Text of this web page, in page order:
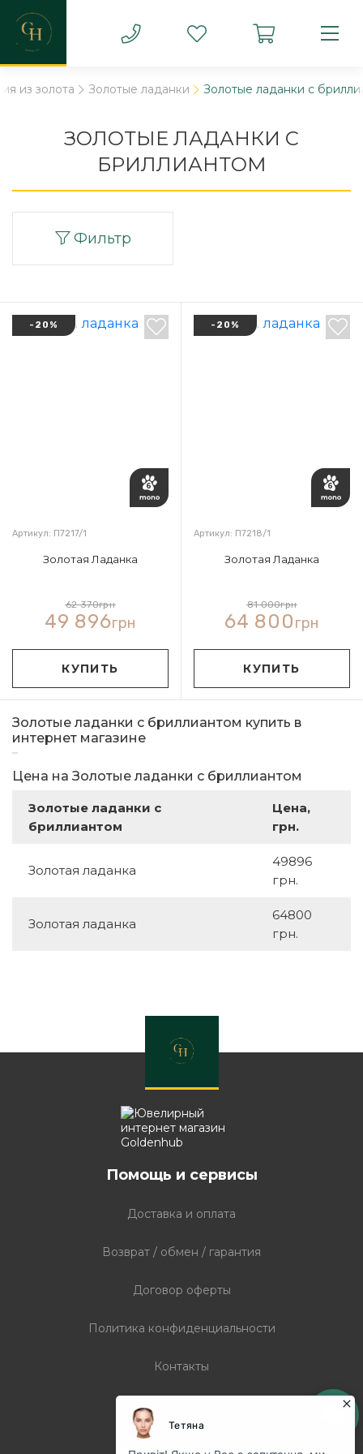
из золота Золотые ладанки Золотые ладанки с
ЗОЛОТЫЕ ЛАДАНКИ С
БРИЛЛИАНТОМ
Золотые ладанки с бриллиантом купить в
интернет магазине
Цена на Золотые ладанки с бриллиантом
Золотые ладанки с
бриллиантом
Цена,
грн.
Золотая ладанка
49896
грн.
Золотая ладанка
64800
грн.
Фильтр
-20%
Артикул: П7217/1
Золотая Ладанка
62 370грн
49 896грн
КУПИТЬ
-20%
Артикул: П7218/1
Золотая Ладанка
81 000грн
64 800грн
КУПИТЬ
Помощь и сервисы
Доставка и оплата
Возврат / обмен / гарантия
Договор оферты
Политика конфиденциальности
Контакты